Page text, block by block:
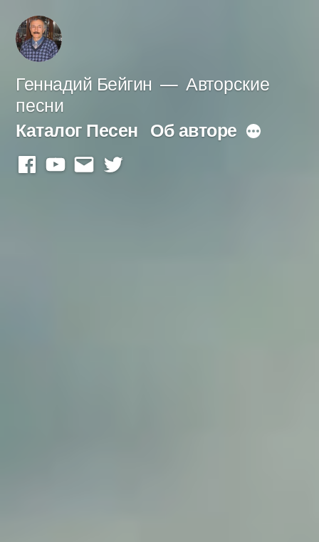
Перейти
содержимому
Геннадий Бейгин
Авторские
песни
Каталог Песен Об авторе Больше
facebook
youtube
mail twitter